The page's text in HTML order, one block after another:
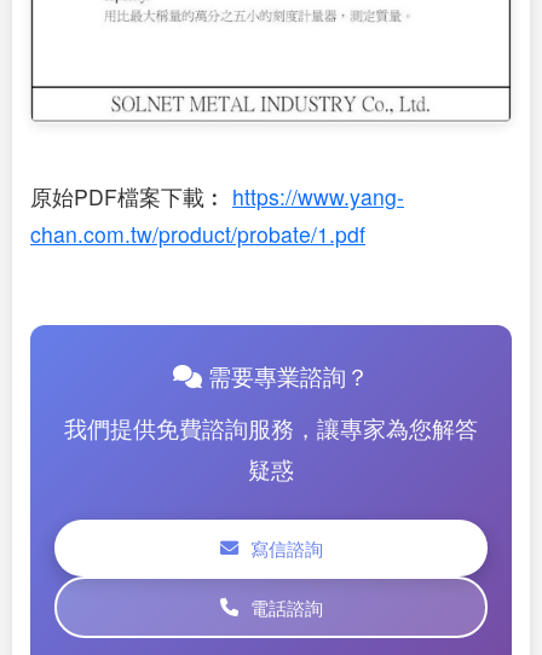
原始PDF檔案下載︰ https://www.yang-
chan.com.tw/product/probate/1.pdf
需要專業諮詢？
我們提供免費諮詢服務，讓專家為您解答
疑惑
寫信諮詢
電話諮詢